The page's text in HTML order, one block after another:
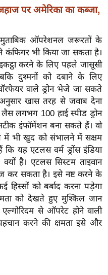
पर अमेरिका का कब्जा,
मुताबिक ऑपरेशनल जरूरतों के
भी किया जा सकता है।
करने के लिए पहले जासूसी
दुश्मनों को दबाने के लिए
वाले ड्रोन भेजे जा सकते
खास तरह से जवाब देना
लगभग 100 हाई स्पीड ड्रोन
इंफॉर्मेशन बना सकते हैं। वो
में भी खुद को संभालने में सक्षम
यह एटलस वर्म ड्रोंस इंडिया
है। एटलस सिस्टम ताइवान
सकता है। इसे नष्ट करने के
को बर्बाद करना पड़ेगा
को देखते हुए मुश्किल जान
से ऑपरेट होने वाली
करने की क्षमता इसे और